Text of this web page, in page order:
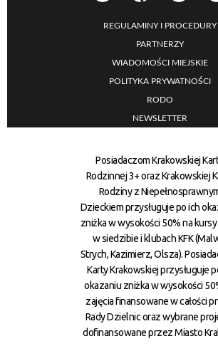
REGULAMINY I PROCEDURY
PARTNERZY
WIADOMOŚCI MIEJSKIE
POLITYKA PRYWATNOŚCI
RODO
NEWSLETTER
Posiadaczom Krakowskiej
Rodzinnej 3+ oraz Krakowskiej
Rodziny z
Dzieckiem przysługuje po ich
zniżka w wysokości 50% na kursy
w siedzibie i klubach KFK
Strych, Kazimierz, Olsza).
Karty Krakowskiej przysługuje
okazaniu zniżka w wysokości
zajęcia finansowane w całości
Rady Dzielnic oraz wybrane
dofinansowane przez Miasto